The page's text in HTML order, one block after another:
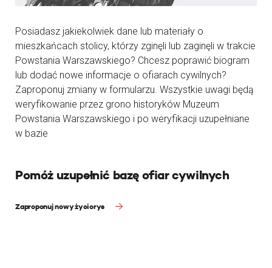
Posiadasz jakiekolwiek dane lub materiały o
mieszkańcach stolicy, którzy zginęli lub zaginęli w trakcie
Powstania Warszawskiego? Chcesz poprawić biogram
lub dodać nowe informacje o ofiarach cywilnych?
Zaproponuj zmiany w formularzu. Wszystkie uwagi będą
weryfikowanie przez grono historyków Muzeum
Powstania Warszawskiego i po weryfikacji uzupełniane
w bazie
Pomóż uzupełnić bazę ofiar cywilnych
Zaproponuj nowy życiorys